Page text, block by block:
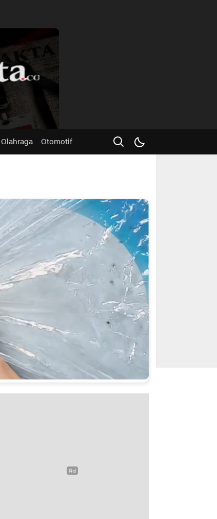
Olahraga Otomotif